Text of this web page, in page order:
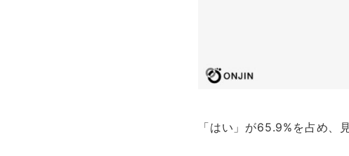
「はい」が65.9%を占め、